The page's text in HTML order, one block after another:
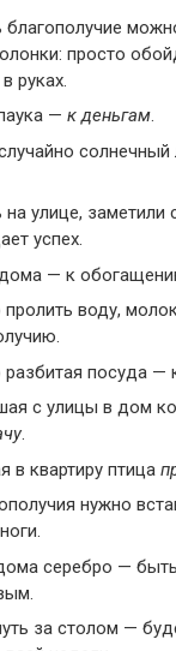
благополучие
просто
руках.
— к деньгам.
на улице, заметили
успех.
— к
пролить воду,
разбитая посуда —
с улицы в дом
.
в квартиру птица
нужно
серебро —
за столом —